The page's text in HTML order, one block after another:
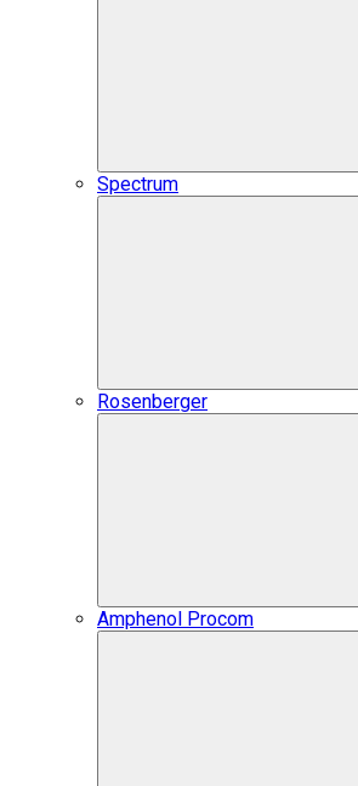
Spectrum
Rosenberger
Amphenol Procom